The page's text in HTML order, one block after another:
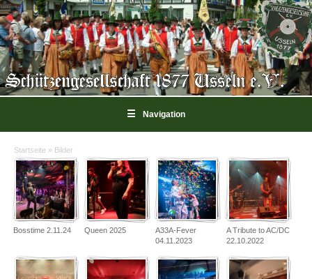
☰ Navigation
Sie sind hier
Startseite » Bilder
Bosstime 2.11.24 Queen 2025
A33A-Fever
04.11.2023
A Tribute to AC/DC
22.10.2022